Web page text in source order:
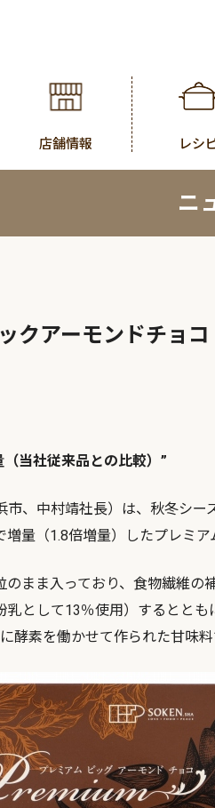
店舗情報 レシ
ニ
クアーモンドチョ
当社従来品との比較）”
市、中村靖社長）は、秋冬シ
量（1.8倍増量）したプレミ
のまま入っており、食物繊維
乳として13％使用）するととも
酵素を働かせて作られた甘味